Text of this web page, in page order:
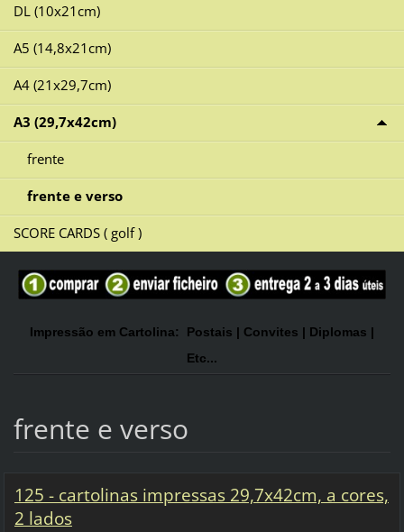
DL (10x21cm)
A5 (14,8x21cm)
A4 (21x29,7cm)
A3 (29,7x42cm)
frente
frente e verso
SCORE CARDS ( golf )
Impressão em Cartolina: Postais | Convites | Diplomas |
Etc...
frente e verso
125 - cartolinas impressas 29,7x42cm, a cores,
2 lados